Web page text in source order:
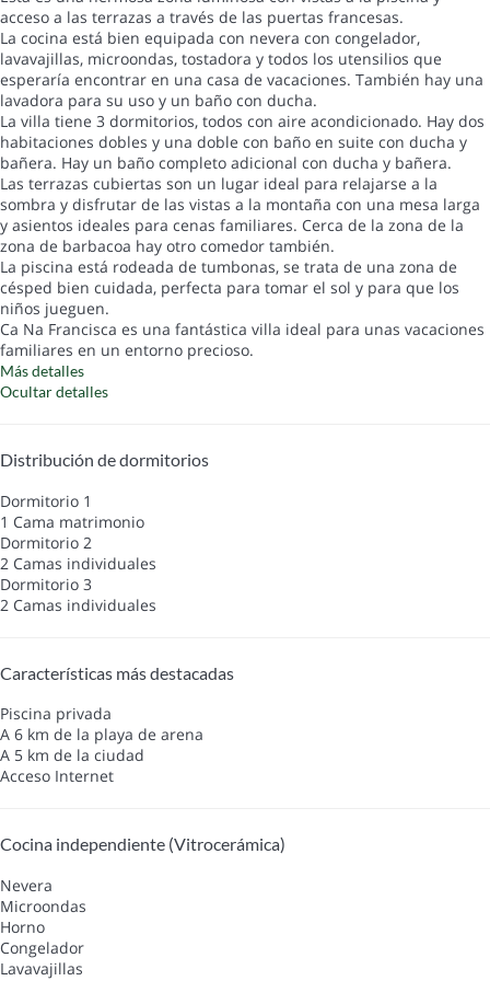
acceso a las terrazas a través de las puertas francesas.
La cocina está bien equipada con nevera con congelador,
lavavajillas, microondas, tostadora y todos los utensilios que
esperaría encontrar en una casa de vacaciones. También hay una
lavadora para su uso y un baño con ducha.
La villa tiene 3 dormitorios, todos con aire acondicionado. Hay dos
habitaciones dobles y una doble con baño en suite con ducha y
bañera. Hay un baño completo adicional con ducha y bañera.
Las terrazas cubiertas son un lugar ideal para relajarse a la
sombra y disfrutar de las vistas a la montaña con una mesa larga
y asientos ideales para cenas familiares. Cerca de la zona de la
zona de barbacoa hay otro comedor también.
La piscina está rodeada de tumbonas, se trata de una zona de
césped bien cuidada, perfecta para tomar el sol y para que los
niños jueguen.
Ca Na Francisca es una fantástica villa ideal para unas vacaciones
familiares en un entorno precioso.
Más detalles
Ocultar detalles
Distribución de dormitorios
Dormitorio 1
1 Cama matrimonio
Dormitorio 2
2 Camas individuales
Dormitorio 3
2 Camas individuales
Características más destacadas
Piscina privada
A 6 km de la playa de arena
A 5 km de la ciudad
Acceso Internet
Cocina independiente (Vitrocerámica)
Nevera
Microondas
Horno
Congelador
Lavavajillas